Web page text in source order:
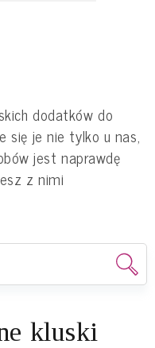
dodatków do
się je nie tylko u nas,
jest naprawdę
z nimi
kluski